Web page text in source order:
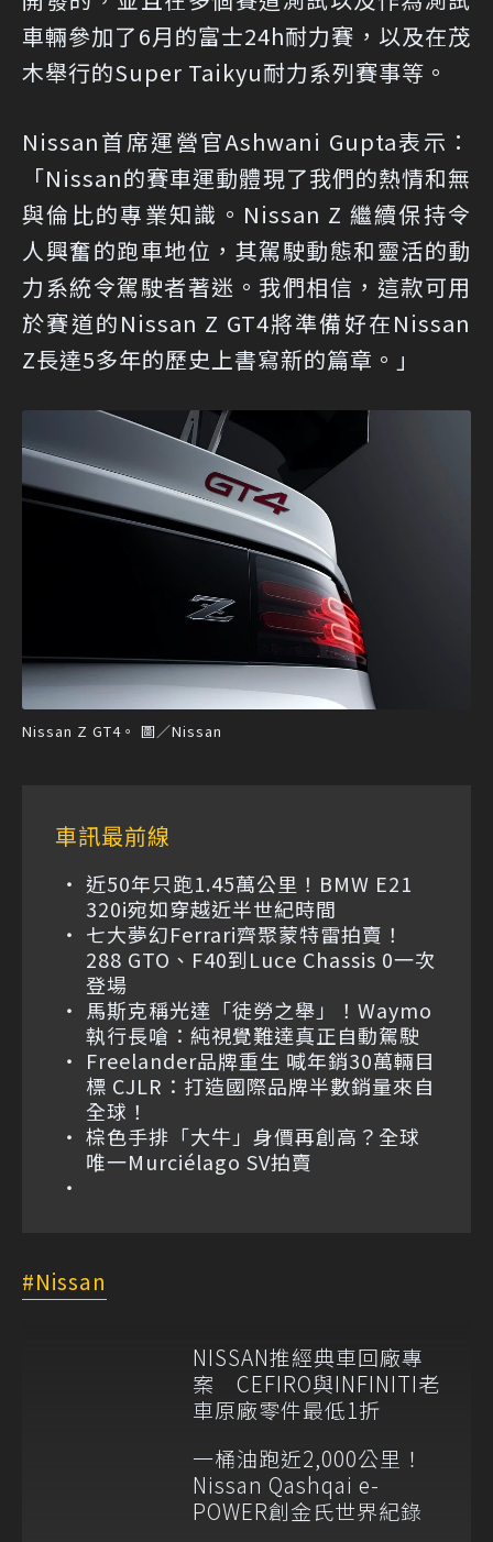
車輛參加了6月的富士24h耐力賽，以及在茂
木舉行的Super Taikyu耐力系列賽事等。
Nissan首席運營官Ashwani Gupta表示：
「Nissan的賽車運動體現了我們的熱情和無
與倫比的專業知識。Nissan Z 繼續保持令
人興奮的跑車地位，其駕駛動態和靈活的動
力系統令駕駛者著迷。我們相信，這款可用
於賽道的Nissan Z GT4將準備好在Nissan
Z長達5多年的歷史上書寫新的篇章。」
Nissan Z GT4。 圖／Nissan
車訊最前線
近50年只跑1.45萬公里！BMW E21
320i宛如穿越近半世紀時間
七大夢幻Ferrari齊聚蒙特雷拍賣！
288 GTO、F40到Luce Chassis 0一次
登場
馬斯克稱光達「徒勞之舉」！Waymo
執行長嗆：純視覺難達真正自動駕駛
Freelander品牌重生 喊年銷30萬輛目
標 CJLR：打造國際品牌半數銷量來自
全球！
棕色手排「大牛」身價再創高？全球
唯一Murciélago SV拍賣
Nissan
NISSAN推經典車回廠專
案 CEFIRO與INFINITI老
車原廠零件最低1折
一桶油跑近2,000公里！
Nissan Qashqai e-
POWER創金氏世界紀錄